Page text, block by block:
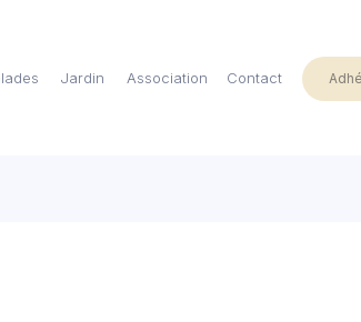
Jardin Association Contact